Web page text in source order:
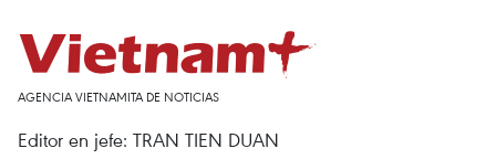
AGENCIA VIETNAMITA DE NOTICIAS
Editor en jefe: TRAN TIEN DUAN